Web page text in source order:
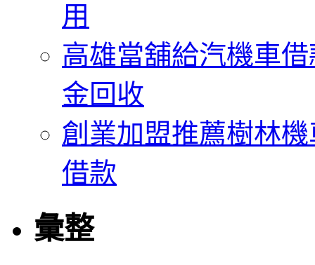
用
高雄當舖給汽機車
金回收
創業加盟推薦樹林
借款
彙整